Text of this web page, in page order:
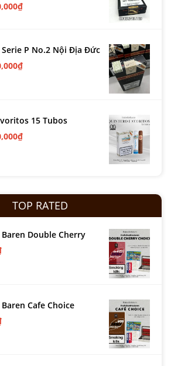
₫
P No.2 Nội Địa Đức
₫
15 Tubos
₫
TOP RATED
Double Cherry
Cafe Choice